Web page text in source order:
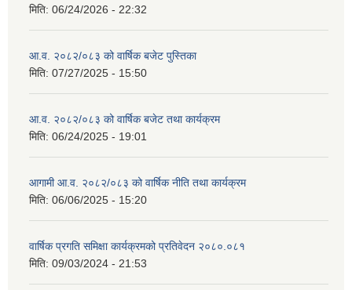
मिति: 06/24/2026 - 22:32
आ.व. २०८२/०८३ को वार्षिक बजेट पुस्तिका
मिति: 07/27/2025 - 15:50
आ.व. २०८२/०८३ को वार्षिक बजेट तथा कार्यक्रम
मिति: 06/24/2025 - 19:01
आगामी आ.व. २०८२/०८३ को वार्षिक नीति तथा कार्यक्रम
मिति: 06/06/2025 - 15:20
वार्षिक प्रगति समिक्षा कार्यक्रमको प्रतिवेदन २०८०.०८१
मिति: 09/03/2024 - 21:53